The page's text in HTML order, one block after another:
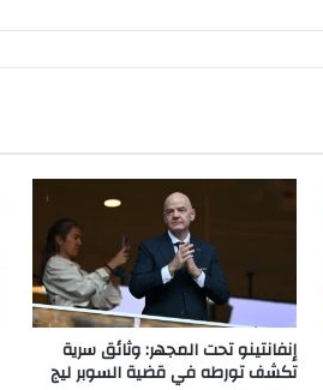
إنفانتينو تحت المجهر: وثائق سرية
تكشف تورطه في قضية السوبر ليج